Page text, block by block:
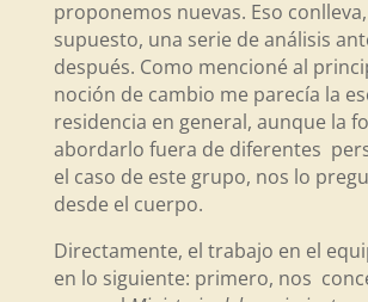
proponemos nuevas. Eso
supuesto, una serie de análisis
después. Como mencioné al
noción de cambio me parecía la
residencia en general, aunque la
abordarlo fuera de diferentes
el caso de este grupo, nos lo
desde el cuerpo.
Directamente, el trabajo en el
en lo siguiente: primero, nos